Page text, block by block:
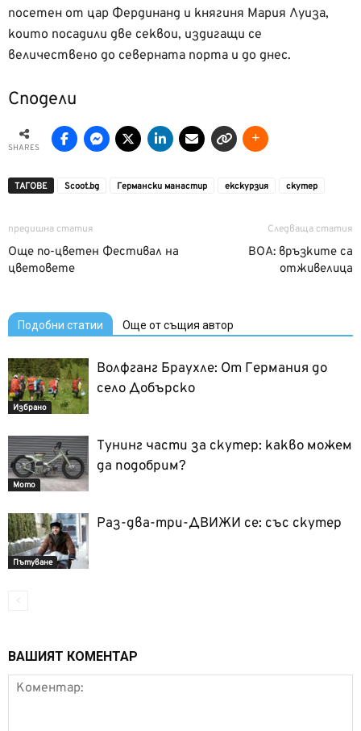
посетен от цар Фердинанд и княгиня Мария Луиза,
които посадили две секвои, издигащи се
величествено до северната порта и до днес.
Сподели
SHARES
ТАГОВЕ Scoot.bg Германски манастир екскурзия скутер
предишна статия
Още по-цветен Фестивал на
цветовете
Следваща статия
BOA: връзките са
отживелица
Подобни статии Още от същия автор
Избрано
Волфганг Браухле: Oт Германия до
село Добърско
Мото
Тунинг части за скутер: какво можем
да подобрим?
Пътуване
Раз-два-три-ДВИЖИ се: със скутер
ВАШИЯТ КОМЕНТАР